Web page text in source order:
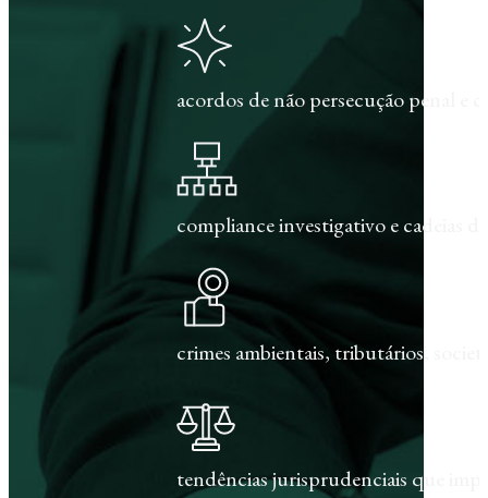
acordos de não persecução penal e
compliance investigativo e cadeias
crimes ambientais, tributários,
tendências jurisprudenciais que